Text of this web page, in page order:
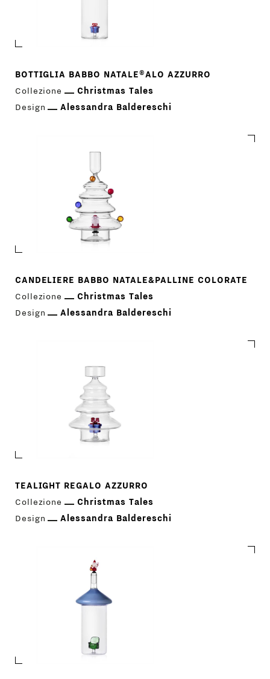
BOTTIGLIA BABBO NATALE®ALO AZZURRO
Collezione
Christmas Tales
Design
Alessandra Baldereschi
CANDELIERE BABBO NATALE&PALLINE COLORATE
Collezione
Christmas Tales
Design
Alessandra Baldereschi
TEALIGHT REGALO AZZURRO
Collezione
Christmas Tales
Design
Alessandra Baldereschi